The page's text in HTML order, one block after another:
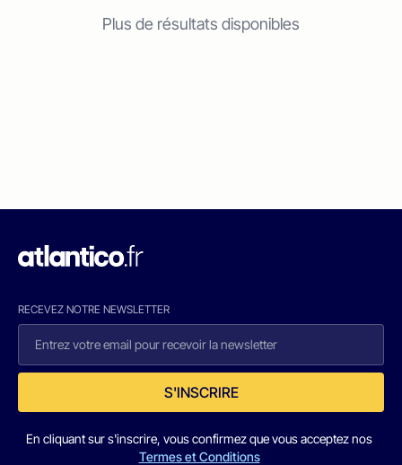
Plus de résultats disponibles
RECEVEZ NOTRE NEWSLETTER
S'INSCRIRE
En cliquant sur s'inscrire, vous confirmez que vous acceptez nos
Termes et Conditions